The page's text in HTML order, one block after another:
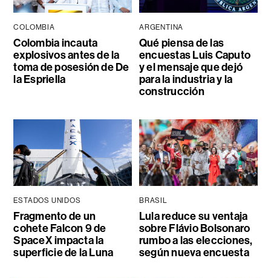
COLOMBIA
Colombia incauta
explosivos antes de la
toma de posesión de De
la Espriella
ARGENTINA
Qué piensa de las
encuestas Luis Caputo
y el mensaje que dejó
para la industria y la
construcción
ESTADOS UNIDOS
Fragmento de un
cohete Falcon 9 de
SpaceX impacta la
superficie de la Luna
BRASIL
Lula reduce su ventaja
sobre Flávio Bolsonaro
rumbo a las elecciones,
según nueva encuesta